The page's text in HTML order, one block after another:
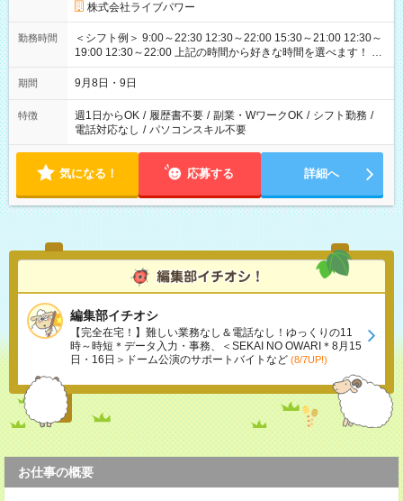
株式会社ライブパワー
勤務時間
＜シフト例＞ 9:00～22:30 12:30～22:00 15:30～21:00 12:30～
19:00 12:30～22:00 上記の時間から好きな時間を選べます！ ※
時間は変更となる可能性があります
期間 9月8日・9日
特徴 週1日からOK / 履歴書不要 / 副業・WワークOK / シフト勤務 /
電話対応なし / パソコンスキル不要
気になる！ 応募する 詳細へ
編集部イチオシ
【完全在宅！】難しい業務なし＆電話なし！ゆっくりの11
時～時短＊データ入力・事務、＜SEKAI NO OWARI＊8月15
日・16日＞ドーム公演のサポートバイトなど (8/7UP!)
お仕事の概要